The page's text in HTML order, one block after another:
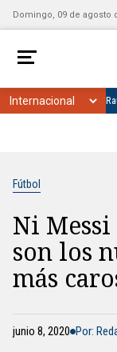
Domingo, 09 de agosto
Fútbol
Ni
son los
más
junio 8, 2020 Por: